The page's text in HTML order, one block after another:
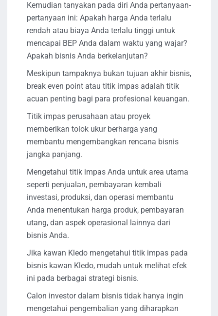
Kemudian tanyakan pada diri Anda pertanyaan-
pertanyaan ini: Apakah harga Anda terlalu
rendah atau biaya Anda terlalu tinggi untuk
mencapai BEP Anda dalam waktu yang wajar?
Apakah bisnis Anda berkelanjutan?
Meskipun tampaknya bukan tujuan akhir bisnis,
break even point atau titik impas adalah titik
acuan penting bagi para profesional keuangan.
Titik impas perusahaan atau proyek
memberikan tolok ukur berharga yang
membantu mengembangkan rencana bisnis
jangka panjang.
Mengetahui titik impas Anda untuk area utama
seperti penjualan, pembayaran kembali
investasi, produksi, dan operasi membantu
Anda menentukan harga produk, pembayaran
utang, dan aspek operasional lainnya dari
bisnis Anda.
Jika kawan Kledo mengetahui titik impas pada
bisnis kawan Kledo, mudah untuk melihat efek
ini pada berbagai strategi bisnis.
Calon investor dalam bisnis tidak hanya ingin
mengetahui pengembalian yang diharapkan